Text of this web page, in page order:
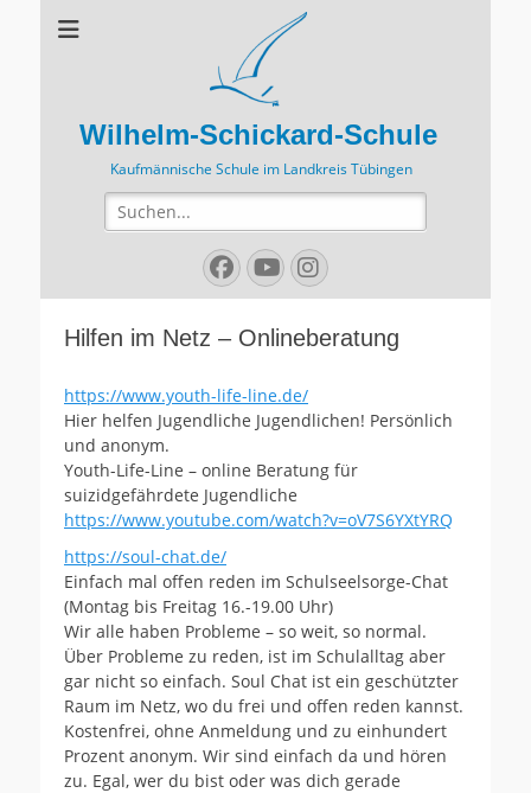
Wilhelm-Schickard-Schule
Kaufmännische Schule im Landkreis Tübingen
Suchen
nach:
Facebook
YouTube
Instagram
Hilfen im Netz – Onlineberatung
https://www.youth-life-line.de/
Hier helfen Jugendliche Jugendlichen! Persönlich
und anonym.
Youth-Life-Line – online Beratung für
suizidgefährdete Jugendliche
https://www.youtube.com/watch?v=oV7S6YXtYRQ
https://soul-chat.de/
Einfach mal offen reden im Schulseelsorge-Chat
(Montag bis Freitag 16.-19.00 Uhr)
Wir alle haben Probleme – so weit, so normal.
Über Probleme zu reden, ist im Schulalltag aber
gar nicht so einfach. Soul Chat ist ein geschützter
Raum im Netz, wo du frei und offen reden kannst.
Kostenfrei, ohne Anmeldung und zu einhundert
Prozent anonym. Wir sind einfach da und hören
zu. Egal, wer du bist oder was dich gerade